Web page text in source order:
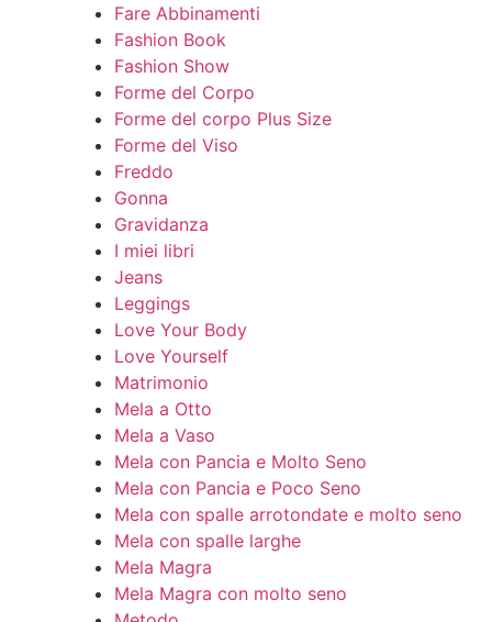
Fare Abbinamenti
Fashion Book
Fashion Show
Forme del Corpo
Forme del corpo Plus Size
Forme del Viso
Freddo
Gonna
Gravidanza
I miei libri
Jeans
Leggings
Love Your Body
Love Yourself
Matrimonio
Mela a Otto
Mela a Vaso
Mela con Pancia e Molto Seno
Mela con Pancia e Poco Seno
Mela con spalle arrotondate e molto seno
Mela con spalle larghe
Mela Magra
Mela Magra con molto seno